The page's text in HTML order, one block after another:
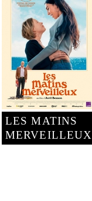
LES MATINS
MERVEILLEUX